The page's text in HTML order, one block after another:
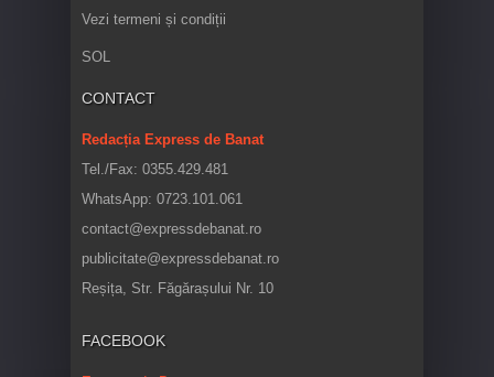
Vezi termeni și condiții
SOL
CONTACT
Redacția Express de Banat
Tel./Fax: 0355.429.481
WhatsApp: 0723.101.061
contact@expressdebanat.ro
publicitate@expressdebanat.ro
Reșița, Str. Făgărașului Nr. 10
FACEBOOK